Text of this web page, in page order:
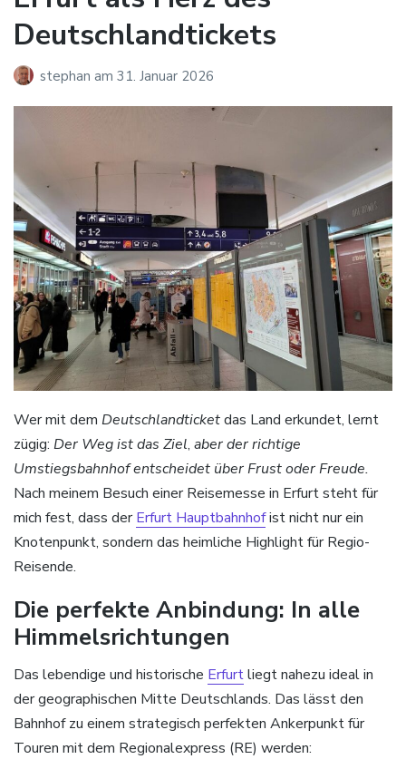
Deutschlandtickets
stephan am 31. Januar 2026
Wer mit dem Deutschlandticketdas Land erkundet, lernt
zügig: Der Weg ist das Ziel, aber der richtige
Umstiegsbahnhof entscheidet über Frust oder Freude.
Nach meinem Besuch einer Reisemesse in Erfurt steht für
mich fest, dass derErfurt Hauptbahnhofist nicht nur ein
Knotenpunkt, sondern das heimliche Highlight für Regio-
Reisende.
Die perfekte Anbindung: In alle
Himmelsrichtungen
Das lebendige und historische Erfurtliegt nahezu ideal in
der geographischen Mitte Deutschlands. Das lässt den
Bahnhof zu einem strategisch perfekten Ankerpunkt für
Touren mit dem Regionalexpress (RE) werden: